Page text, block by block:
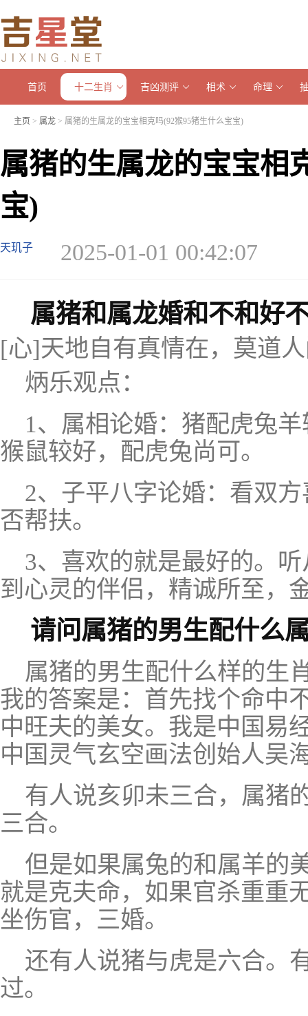
首页 十二生肖 吉凶测评 相术 命理
主页 > 属龙 > 属猪的生属龙的宝宝相克吗(92猴95猪生什么宝宝)
属猪的生属龙的宝宝相
宝)
天玑子 2025-01-01 00:42:07
属猪和属龙婚和不和好
[心]天地自有真情在，莫道
炳乐观点：
1、属相论婚：猪配虎兔
猴鼠较好，配虎兔尚可。
2、子平八字论婚：看双
否帮扶。
3、喜欢的就是最好的。
到心灵的伴侣，精诚所至，
请问属猪的男生配什么
属猪的男生配什么样的生
我的答案是：首先找个命中
中旺夫的美女。我是中国易
中国灵气玄空画法创始人吴
有人说亥卯未三合，属猪
三合。
但是如果属兔的和属羊的
就是克夫命，如果官杀重重
坐伤官，三婚。
还有人说猪与虎是六合。
过。